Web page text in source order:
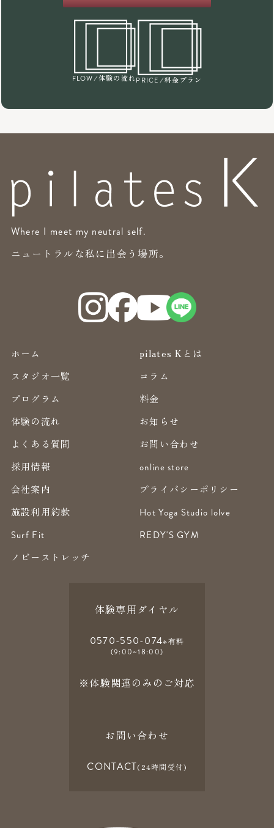
FLOW /体験の流れPRICE /料金プラン
Where I meet my neutral self.
ニュートラルな私に出会う場所。
ホーム
pilates Kとは
スタジオ一覧
コラム
プログラム
料金
体験の流れ
お知らせ
よくある質問
お問い合わせ
採用情報
online store
会社案内
プライバシーポリシー
施設利用約款
Hot Yoga Studio lolve
Surf Fit
REDY'S GYM
ノビーストレッチ
体験専用ダイヤル
0570-550-074※有料
(9:00~18:00)
※体験関連のみのご対応
お問い合わせ
CONTACT(24時間受付)